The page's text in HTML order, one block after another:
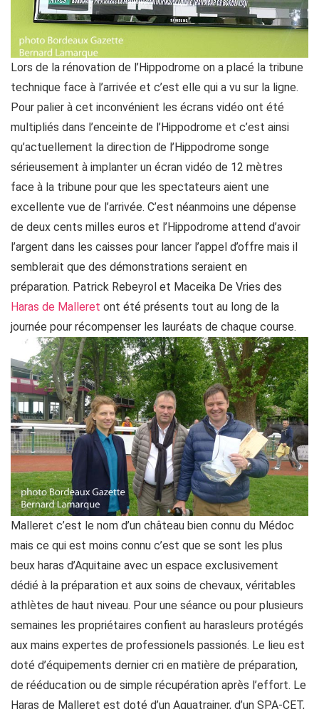
Lors de la rénovation de l’Hippodrome on a placé la tribune
technique face à l’arrivée et c’est elle qui a vu sur la ligne.
Pour palier à cet inconvénient les écrans vidéo ont été
multipliés dans l’enceinte de l’Hippodrome et c’est ainsi
qu’actuellement la direction de l’Hippodrome songe
sérieusement à implanter un écran vidéo de 12 mètres
face à la tribune pour que les spectateurs aient une
excellente vue de l’arrivée. C’est néanmoins une dépense
de deux cents milles euros et l’Hippodrome attend d’avoir
l’argent dans les caisses pour lancer l’appel d’offre mais il
semblerait que des démonstrations seraient en
préparation. Patrick Rebeyrol et Maceika De Vries des
Haras de Malleret ont été présents tout au long de la
journée pour récompenser les lauréats de chaque course.
Malleret c’est le nom d’un château bien connu du Médoc
mais ce qui est moins connu c’est que se sont les plus
beux haras d’Aquitaine avec un espace exclusivement
dédié à la préparation et aux soins de chevaux, véritables
athlètes de haut niveau. Pour une séance ou pour plusieurs
semaines les propriétaires confient au harasleurs protégés
aux mains expertes de professionels passionés. Le lieu est
doté d’équipements dernier cri en matière de préparation,
de rééducation ou de simple récupération après l’effort. Le
Haras de Malleret est doté d’un Aquatrainer, d’un SPA-CET,